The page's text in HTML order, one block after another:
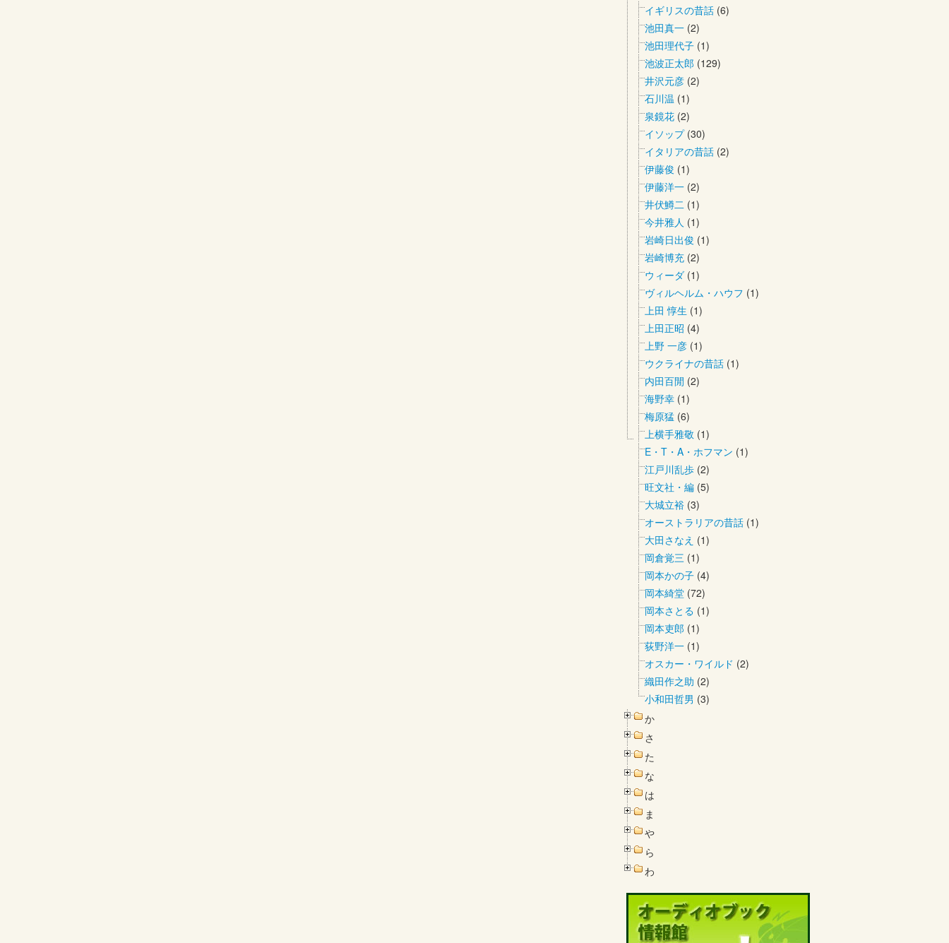
イギリスの昔話 (6)
池田真一 (2)
池田理代子 (1)
池波正太郎 (129)
井沢元彦 (2)
石川温 (1)
泉鏡花 (2)
イソップ(30)
イタリアの昔話 (2)
伊藤俊 (1)
伊藤洋一 (2)
井伏鱒二 (1)
今井雅人 (1)
岩崎日出俊 (1)
岩崎博充 (2)
ウィーダ (1)
ヴィルヘルム・ハウフ (1)
上田 惇生 (1)
上田正昭 (4)
上野 一彦 (1)
ウクライナの昔話 (1)
内田百閒 (2)
海野幸 (1)
梅原猛 (6)
上横手雅敬 (1)
E・T・A・ホフマン (1)
江戸川乱歩 (2)
旺文社・編 (5)
大城立裕 (3)
オーストラリアの昔話 (1)
大田さなえ (1)
岡倉覚三 (1)
岡本かの子 (4)
岡本綺堂 (72)
岡本さとる (1)
岡本吏郎 (1)
荻野洋一 (1)
オスカー・ワイルド (2)
織田作之助 (2)
小和田哲男 (3)
か
さ
た
な
は
ま
や
ら
わ